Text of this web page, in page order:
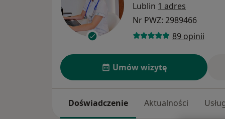
Lublin 1 adres
Nr PWZ: 2989466
89 opinii
Umów wizytę
Doświadczenie Aktualności